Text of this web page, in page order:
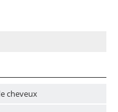
cheveux